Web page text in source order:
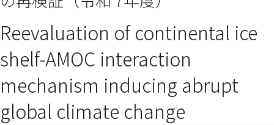
ドウで開きます）
ンドウで開きます）
ウインドウで開きます）
Reevaluation of continental ice
shelf-AMOC interaction
mechanism inducing abrupt
global climate change